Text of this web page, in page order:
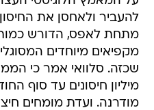
מתחת לאפס, הדורש
מקפיאים מיוחדים
מיליון חיסונים עד סוף